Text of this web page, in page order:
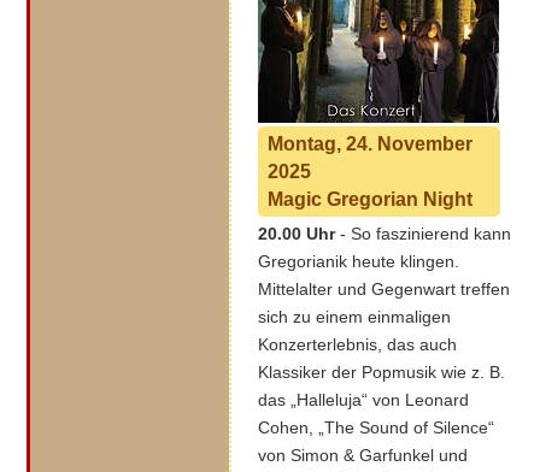
Montag, 24. November
2025
Magic Gregorian Night
20.00 Uhr- So faszinierend kann
Gregorianik heute klingen.
Mittelalter und Gegenwart treffen
sich zu einem einmaligen
Konzerterlebnis, das auch
Klassiker der Popmusik wie z. B.
das „Halleluja“ von Leonard
Cohen, „The Sound of Silence“
von Simon & Garfunkel und